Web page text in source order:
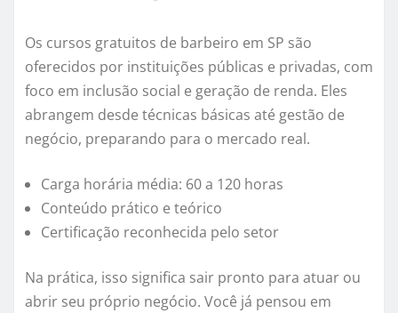
Os cursos gratuitos de barbeiro em SP são
oferecidos por instituições públicas e privadas, com
foco em inclusão social e geração de renda. Eles
abrangem desde técnicas básicas até gestão de
negócio, preparando para o mercado real.
Carga horária média: 60 a 120 horas
Conteúdo prático e teórico
Certificação reconhecida pelo setor
Na prática, isso significa sair pronto para atuar ou
abrir seu próprio negócio. Você já pensou em